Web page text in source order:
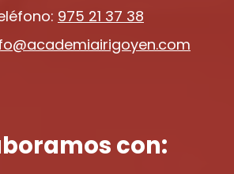
975 21 37 38
con: